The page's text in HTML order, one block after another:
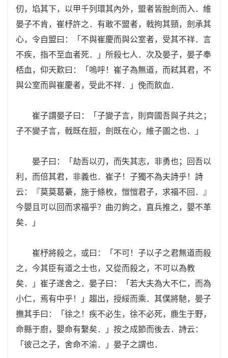
仞，埳其下，以甲千列環其內外，盟者皆脫劍而入．維
晏子不肯，崔杼許之．有敢不盟者，戟拘其頸，劍承其
心，令自盟曰：「不與崔慶而與公室者，受其不祥．言
不疾，指不至血者死．」所殺七人．次及晏子，晏子奉
桮血，仰天歎曰：「嗚呼！崔子為無道，而弒其君，不
與公室而與崔慶者，受此不祥．」俛而飲血．
崔子謂晏子曰：「子變子言，則齊國吾與子共之；
子不變子言，戟既在脰，劍既在心，維子圖之也．」
晏子曰：「劫吾以刃，而失其志，非勇也；回吾以
利，而倍其君，非義也．崔子！子獨不為夫詩乎！詩
云：『莫莫葛虆，施于條枚，愷愷君子，求福不回．』
今嬰且可以回而求福乎？曲刃鉤之，直兵推之，嬰不革
矣．」
崔杼將殺之，或曰：「不可！子以子之君無道而殺
之，今其臣有道之士也，又從而殺之，不可以為教
矣．」崔子遂舍之．晏子曰：「若大夫為大不仁，而為
小仁，焉有中乎！」趨出，授綏而乘．其僕將馳，晏子
撫其手曰：「徐之！疾不必生，徐不必死，鹿生于野，
命縣于廚，嬰命有繫矣．」按之成節而後去．詩云：
「彼己之子，舍命不渝．」晏子之謂也．